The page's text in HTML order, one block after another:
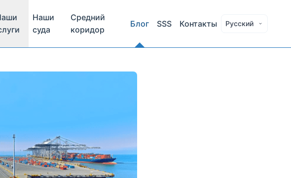
Наши
суда
Средний
коридор
Блог SSS Контакты Русский